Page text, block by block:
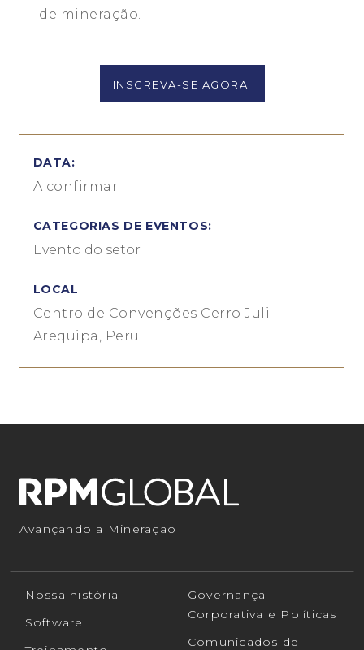
de mineração.
INSCREVA-SE AGORA
DATA:
A confirmar
CATEGORIAS DE EVENTOS:
Evento do setor
LOCAL
Centro de Convenções Cerro Juli
Arequipa, Peru
Avançando a Mineração
Nossa história
Software
Governança
Corporativa e Políticas
Comunicados de